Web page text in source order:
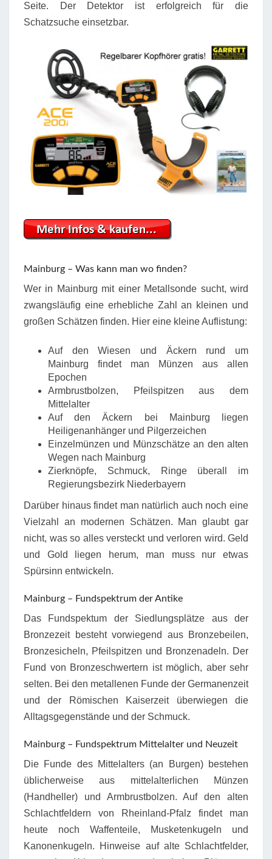
Seite. Der Detektor ist erfolgreich für die
Schatzsuche einsetzbar.
Mainburg – Was kann man wo finden?
Wer in Mainburg mit einer Metallsonde sucht, wird
zwangsläufig eine erhebliche Zahl an kleinen und
großen Schätzen finden. Hier eine kleine Auflistung:
Auf den Wiesen und Äckern rund um
Mainburg findet man Münzen aus allen
Epochen
Armbrustbolzen, Pfeilspitzen aus dem
Mittelalter
Auf den Äckern bei Mainburg liegen
Heiligenanhänger und Pilgerzeichen
Einzelmünzen und Münzschätze an den alten
Wegen nach Mainburg
Zierknöpfe, Schmuck, Ringe überall im
Regierungsbezirk Niederbayern
Darüber hinaus findet man natürlich auch noch eine
Vielzahl an modernen Schätzen. Man glaubt gar
nicht, was so alles versteckt und verloren wird. Geld
und Gold liegen herum, man muss nur etwas
Spürsinn entwickeln.
Mainburg – Fundspektrum der Antike
Das Fundspektum der Siedlungsplätze aus der
Bronzezeit besteht vorwiegend aus Bronzebeilen,
Bronzesicheln, Pfeilspitzen und Bronzenadeln. Der
Fund von Bronzeschwertern ist möglich, aber sehr
selten. Bei den metallenen Funde der Germanenzeit
und der Römischen Kaiserzeit überwiegen die
Alltagsgegenstände und der Schmuck.
Mainburg – Fundspektrum Mittelalter und Neuzeit
Die Funde des Mittelalters (an Burgen) bestehen
üblicherweise aus mittelalterlichen Münzen
(Handheller) und Armbrustbolzen. Auf den alten
Schlachtfeldern von Rheinland-Pfalz findet man
heute noch Waffenteile, Musketenkugeln und
Kanonenkugeln. Hinweise auf alte Schlachtfelder,